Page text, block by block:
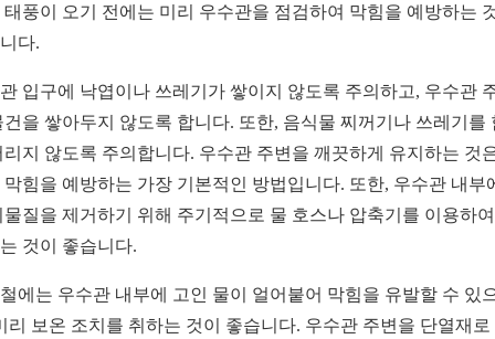
태풍이 오기 전에는 미리 우수관을 점검하여 막힘을 예방하는
다.
입구에 낙엽이나 쓰레기가 쌓이지 않도록 주의하고, 우수관
건을 쌓아두지 않도록 합니다. 또한, 음식물 찌꺼기나 쓰레기를
리지 않도록 주의합니다. 우수관 주변을 깨끗하게 유지하는 것
막힘을 예방하는 가장 기본적인 방법입니다. 또한, 우수관 내부
물질을 제거하기 위해 주기적으로 물 호스나 압축기를 이용하
것이 좋습니다.
에는 우수관 내부에 고인 물이 얼어붙어 막힘을 유발할 수 있
리 보온 조치를 취하는 것이 좋습니다. 우수관 주변을 단열재로